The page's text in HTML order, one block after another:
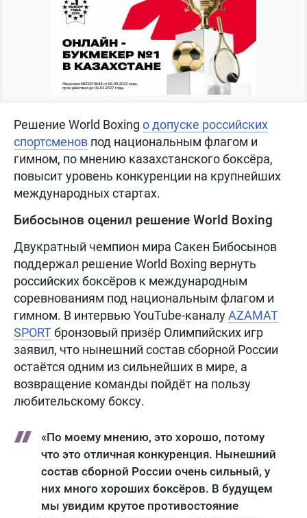
Решение World Boxing о допуске российских
спортсменов под национальным флагом и
гимном, по мнению казахстанского боксёра,
повысит уровень конкуренции на крупнейших
международных стартах.
Бибосынов оценил решение World Boxing
Двукратный чемпион мира Сакен Бибосынов
поддержал решение World Boxing вернуть
российских боксёров к международным
соревнованиям под национальным флагом и
гимном. В интервью YouTube-каналуAZAMAT
SPORTбронзовый призёр Олимпийских игр
заявил, что нынешний состав сборной России
остаётся одним из сильнейших в мире, а
возвращение команды пойдёт на пользу
любительскому боксу.
«По моему мнению, это хорошо, потому
что это отличная конкуренция. Нынешний
состав сборной России очень сильный, у
них много хороших боксёров. В будущем
мы увидим крутое противостояние